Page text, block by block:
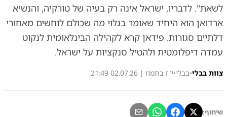
לשאת". לדבריו, ישראל אינה רק בעיה של טורקיה, והנשיא
ארדואן הוא היחיד שאומר בגלוי מה שכולם לוחשים מאחורי
דלתיים סגורות. פידאן קרא לקהילה הבינלאומית לנקוט
עמדה דיפלומטית ולהטיל סנקציות על ישראל.
צוות בבלי•בבלי•י"ז בתמוז | 02.07.26 21:49
שיתוף: